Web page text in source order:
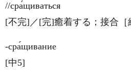
//сра́щиваться
[不完]／[完]癒着する；接合［
‐сра́щивание
[中5]